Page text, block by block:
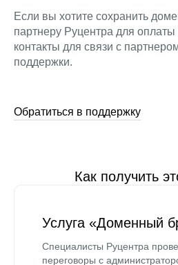
Если вы хотите сохранить
партнеру Руцентра для
контакты для связи с
поддержки.
Обратиться в поддержку
Как получить
Услуга «Доменный
Специалисты Руцентра
переговоры с